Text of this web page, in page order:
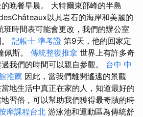
晚餐早晨。 大特爾東部峰的半島
以其岩石的海岸和美麗的
班時間表可能會更改，我們的辦公室
記帳士 準考證 第9天，他的回家定
佩斯。 傳統整復推拿 世界上有許多奇
我們的時間可以親自參觀。 台中 中
推薦 因此，當我們離開遙遠的景觀
地生活中真正在家的人，知道最好的
習俗，可以幫助我們獲得最奇蹟的時
摩課程台北 游泳池和運動區為傳統舒